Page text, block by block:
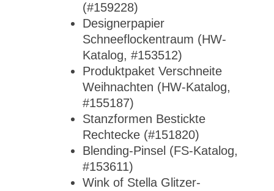
(#159228)
Designerpapier
Schneeflockentraum (HW-
Katalog, #153512)
Produktpaket Verschneite
Weihnachten (HW-Katalog,
#155187)
Stanzformen Bestickte
Rechtecke (#151820)
Blending-Pinsel (FS-Katalog,
#153611)
Wink of Stella Glitzer-